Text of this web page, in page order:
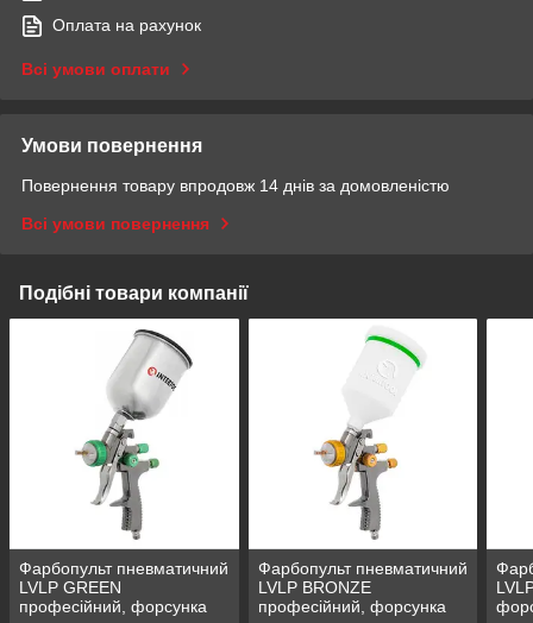
Оплата на рахунок
Всі умови оплати
Умови повернення
Повернення товару впродовж 14 днів за домовленістю
Всі умови повернення
Подібні товари компанії
Фарбопульт пневматичний
LVLP GREEN
професійний, форсунка
Фарбопульт пневматичний
LVLP BRONZE
професійний, форсунка